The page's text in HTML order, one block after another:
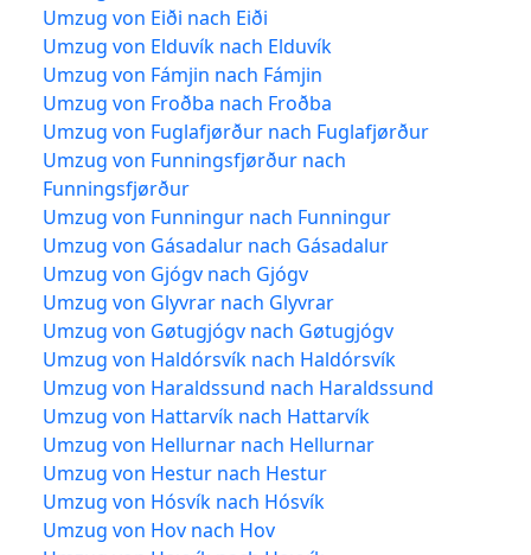
Umzug von Eiði nach Eiði
Umzug von Elduvík nach Elduvík
Umzug von Fámjin nach Fámjin
Umzug von Froðba nach Froðba
Umzug von Fuglafjørður nach Fuglafjørður
Umzug von Funningsfjørður nach
Funningsfjørður
Umzug von Funningur nach Funningur
Umzug von Gásadalur nach Gásadalur
Umzug von Gjógv nach Gjógv
Umzug von Glyvrar nach Glyvrar
Umzug von Gøtugjógv nach Gøtugjógv
Umzug von Haldórsvík nach Haldórsvík
Umzug von Haraldssund nach Haraldssund
Umzug von Hattarvík nach Hattarvík
Umzug von Hellurnar nach Hellurnar
Umzug von Hestur nach Hestur
Umzug von Hósvík nach Hósvík
Umzug von Hov nach Hov